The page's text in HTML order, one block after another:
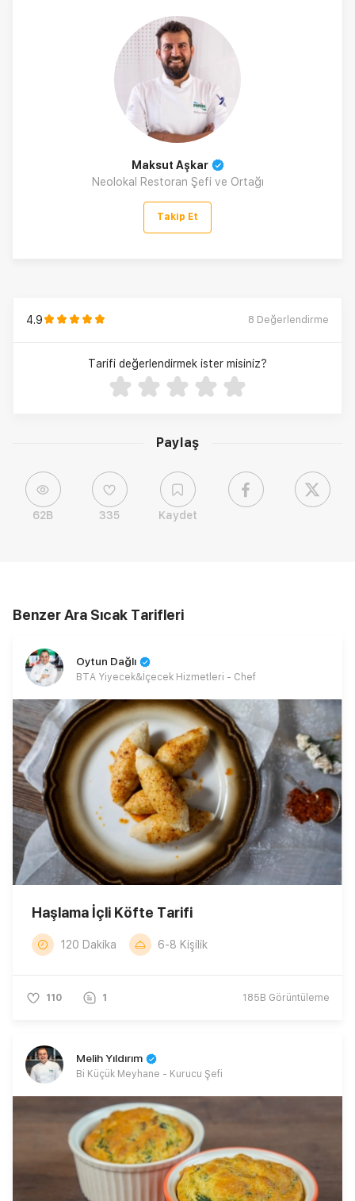
Paylaş
62B 335 Kaydet
Maksut Aşkar
Neolokal Restoran Şefi ve Ortağı
Takip Et
4.9 8 Değerlendirme
Tarifi değerlendirmek ister misiniz?
Benzer Ara Sıcak Tarifleri
Oytun Dağlı
BTA Yiyecek&İçecek Hizmetleri - Chef
Haşlama İçli Köfte Tarifi
120 Dakika 6-8 Kişilik
110 1 185B Görüntüleme
Melih Yıldırım
Bi Küçük Meyhane - Kurucu Şefi